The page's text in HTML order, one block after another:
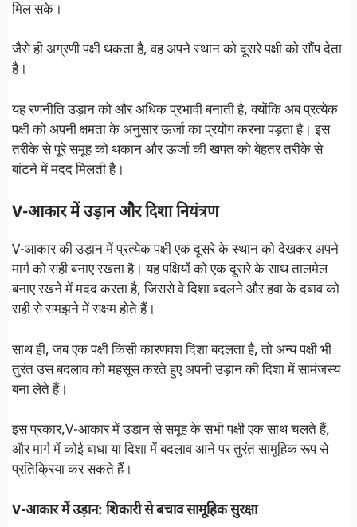
मिल सके।
जैसे ही अग्रणी पक्षी थकता है, वह अपने स्थान को दूसरे पक्षी को सौंप देता
है।
यह रणनीति उड़ान को और अधिक प्रभावी बनाती है, क्योंकि अब प्रत्येक
पक्षी को अपनी क्षमता के अनुसार ऊर्जा का प्रयोग करना पड़ता है। इस
तरीके से पूरे समूह को थकान और ऊर्जा की खपत को बेहतर तरीके से
बांटने में मदद मिलती है।
V-आकार में उड़ान और दिशा नियंत्रण
V-आकार की उड़ान में प्रत्येक पक्षी एक दूसरे के स्थान को देखकर अपने
मार्ग को सही बनाए रखता है। यह पक्षियों को एक दूसरे के साथ तालमेल
बनाए रखने में मदद करता है, जिससे वे दिशा बदलने और हवा के दबाव को
सही से समझने में सक्षम होते हैं।
साथ ही, जब एक पक्षी किसी कारणवश दिशा बदलता है, तो अन्य पक्षी भी
तुरंत उस बदलाव को महसूस करते हुए अपनी उड़ान की दिशा में सामंजस्य
बना लेते हैं।
इस प्रकार,V-आकार में उड़ान से समूह के सभी पक्षी एक साथ चलते हैं,
और मार्ग में कोई बाधा या दिशा में बदलाव आने पर तुरंत सामूहिक रूप से
प्रतिक्रिया कर सकते हैं।
V-आकार में उड़ान: शिकारी से बचाव सामूहिक सुरक्षा